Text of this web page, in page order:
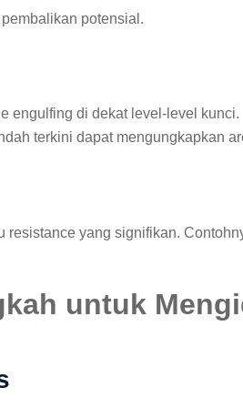
potensial.
engulfing di dekat level-level kunci.
terkini dapat mengungkapkan
yang signifikan.
untuk